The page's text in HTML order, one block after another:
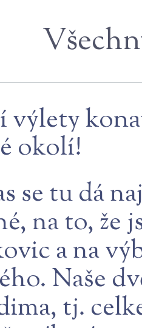
výlety
okolí!
se tu dá
na to, že
a na
Naše
tj.